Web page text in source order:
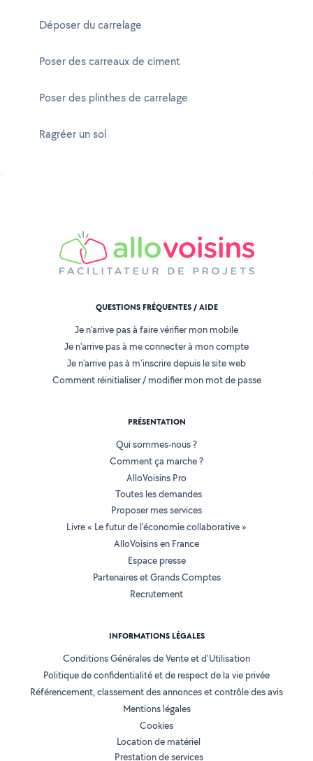
Déposer du carrelage
Poser des carreaux de ciment
Poser des plinthes de carrelage
Ragréer un sol
QUESTIONS FRÉQUENTES / AIDE
Je n'arrive pas à faire vérifier mon mobile
Je n'arrive pas à me connecter à mon compte
Je n'arrive pas à m'inscrire depuis le site web
Comment réinitialiser / modifier mon mot de passe
PRÉSENTATION
Qui sommes-nous ?
Comment ça marche ?
AlloVoisins Pro
Toutes les demandes
Proposer mes services
Livre « Le futur de l'économie collaborative »
AlloVoisins en France
Espace presse
Partenaires et Grands Comptes
Recrutement
INFORMATIONS LÉGALES
Conditions Générales de Vente et d'Utilisation
Politique de confidentialité et de respect de la vie privée
Référencement, classement des annonces et contrôle des avis
Mentions légales
Cookies
Location de matériel
Prestation de services